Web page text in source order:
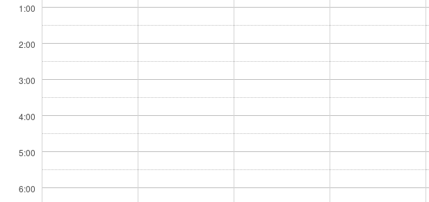
1:00
2:00
3:00
4:00
5:00
6:00